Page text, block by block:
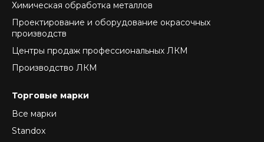
Химическая обработка металлов
Проектирование и оборудование окрасочных
производств
Центры продаж профессиональных ЛКМ
Производство ЛКМ
Торговые марки
Все марки
Standox